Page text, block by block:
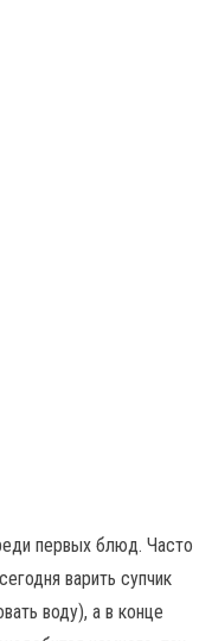
первых блюд. Часто
варить супчик
воду), а в конце